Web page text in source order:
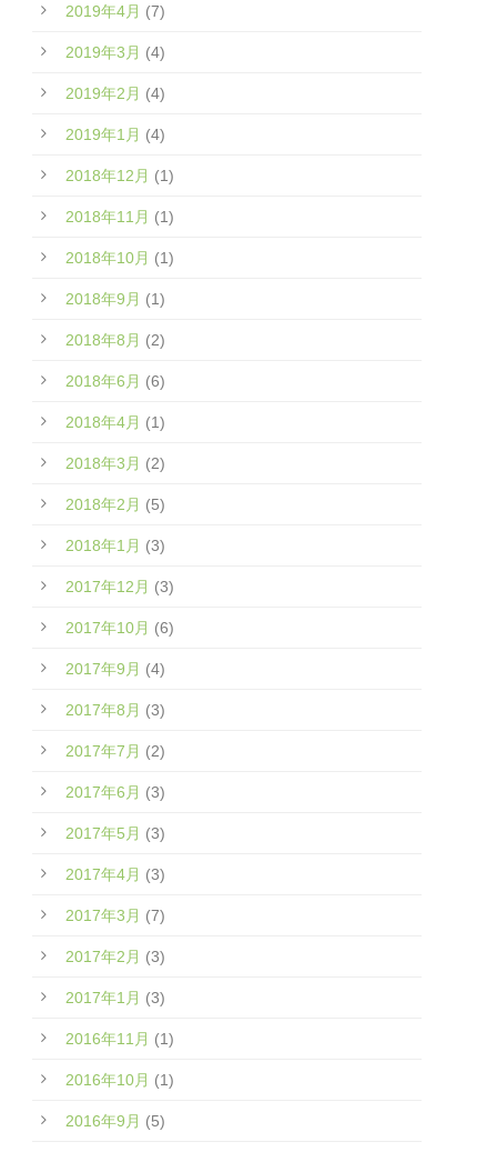
2019年4月 (7)
2019年3月 (4)
2019年2月 (4)
2019年1月 (4)
2018年12月 (1)
2018年11月 (1)
2018年10月 (1)
2018年9月 (1)
2018年8月 (2)
2018年6月 (6)
2018年4月 (1)
2018年3月 (2)
2018年2月 (5)
2018年1月 (3)
2017年12月 (3)
2017年10月 (6)
2017年9月 (4)
2017年8月 (3)
2017年7月 (2)
2017年6月 (3)
2017年5月 (3)
2017年4月 (3)
2017年3月 (7)
2017年2月 (3)
2017年1月 (3)
2016年11月 (1)
2016年10月 (1)
2016年9月 (5)